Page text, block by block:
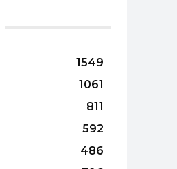
1549
1061
811
592
486